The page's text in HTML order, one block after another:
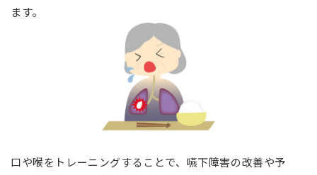
ます。
口や喉をトレーニングすることで、嚥下障害の改善や予